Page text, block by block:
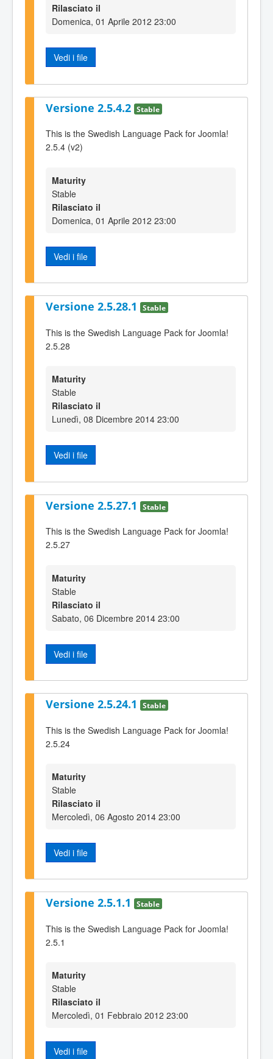
Rilasciato il
Domenica, 01 Aprile 2012 23:00
Vedi i file
Versione 2.5.4.2 Stable
This is the Swedish Language Pack for Joomla!
2.5.4 (v2)
Maturity
Stable
Rilasciato il
Domenica, 01 Aprile 2012 23:00
Vedi i file
Versione 2.5.28.1 Stable
This is the Swedish Language Pack for Joomla!
2.5.28
Maturity
Stable
Rilasciato il
Lunedì, 08 Dicembre 2014 23:00
Vedi i file
Versione 2.5.27.1 Stable
This is the Swedish Language Pack for Joomla!
2.5.27
Maturity
Stable
Rilasciato il
Sabato, 06 Dicembre 2014 23:00
Vedi i file
Versione 2.5.24.1 Stable
This is the Swedish Language Pack for Joomla!
2.5.24
Maturity
Stable
Rilasciato il
Mercoledì, 06 Agosto 2014 23:00
Vedi i file
Versione 2.5.1.1 Stable
This is the Swedish Language Pack for Joomla!
2.5.1
Maturity
Stable
Rilasciato il
Mercoledì, 01 Febbraio 2012 23:00
Vedi i file